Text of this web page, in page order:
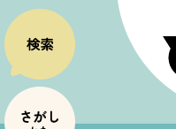
ー
ジ
の
先
頭
ニ
ュ
ー
を
飛